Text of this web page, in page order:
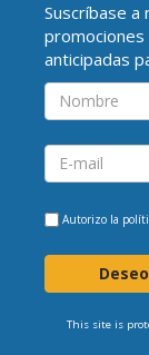
Suscríbase
anticipadas
Autorizo la
This site is